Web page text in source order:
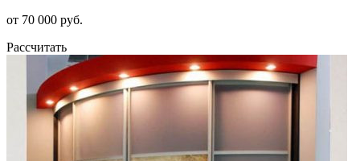
от 70 000 руб.
Рассчитать